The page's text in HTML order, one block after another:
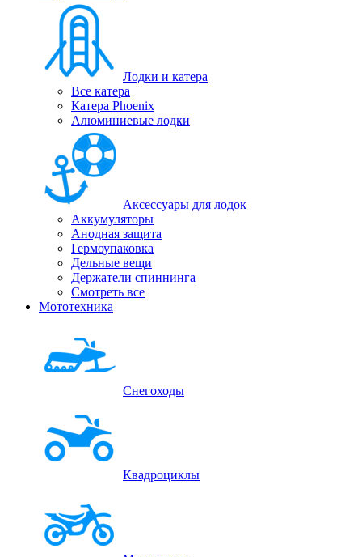
Лодки и катера
Все катера
Катера Phoenix
Алюминиевые лодки
Аксессуары для лодок
Аккумуляторы
Анодная защита
Гермоупаковка
Дельные вещи
Держатели спиннинга
Смотреть все
Мототехника
Снегоходы
Квадроциклы